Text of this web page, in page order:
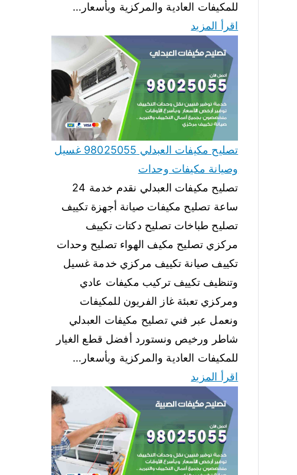
للمكيفات العادية والمركزية وبأسعار…
اقرأ المزيد
تصليح مكيفات العبدلي 98025055 غسيل
وصيانة مكيفات وحدات
تصليح مكيفات العبدلي نقدم خدمة 24
ساعة تصليح مكيفات صيانة أجهزة تكييف
تصليح طباخات تصليح دكتات تكييف
مركزي تصليح مكيف الهواء تصليح وحدات
تكييف صيانة تكييف مركزي خدمة غسيل
وتنظيف تكييف تركيب مكيفات عادي
ومركزي تعبئة غاز الفريون للمكيفات
ونعمل عبر فني تصليح مكيفات العبدلي
شاطر ورخيص ونستورد أفضل قطع الغيار
للمكيفات العادية والمركزية وبأسعار…
اقرأ المزيد